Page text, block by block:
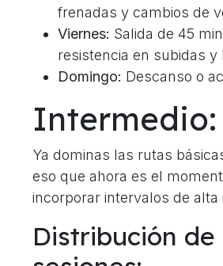
frenadas y cambios de
Viernes: Salida de 45
resistencia en subidas
Domingo: Descanso o
Intermedio:
Ya dominas las rutas
eso que ahora es el
incorporar intervalos de
Distribución